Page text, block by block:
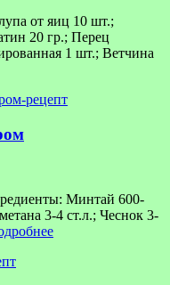
от яиц 10 шт.;
20 гр.; Перец
1 шт.; Ветчина
Минтай 600-
3-4 ст.л.; Чеснок 3-